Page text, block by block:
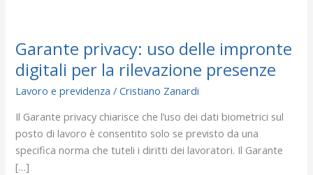
Garante privacy: uso delle impronte
digitali per la rilevazione presenze
Lavoro e previdenza /Cristiano Zanardi
Il Garante privacy chiarisce che l’uso dei dati biometrici sul
posto di lavoro è consentito solo se previsto da una
specifica norma che tuteli i diritti dei lavoratori. Il Garante
[…]
Garante
privacy:
uso
delle
impronte
digitali
per
la